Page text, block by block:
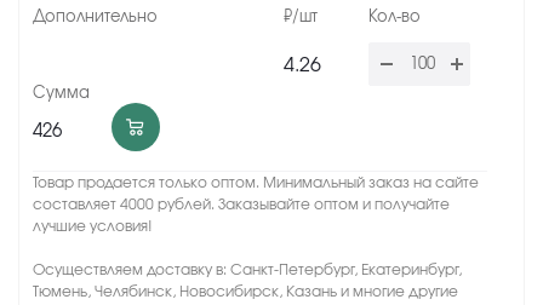
4.26
426
Товар продается только оптом. Минимальный заказ на сайте
составляет 4000 рублей. Заказывайте оптом и получайте
лучшие условия!
Осуществляем доставку в: Санкт-Петербург, Екатеринбург,
Тюмень, Челябинск, Новосибирск, Казань и многие другие